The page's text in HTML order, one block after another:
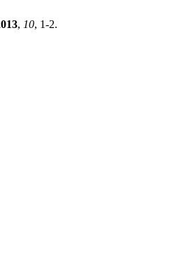
, 10, 1-2.